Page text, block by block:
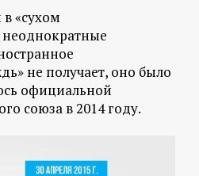
«сухом
неоднократные
не получает, оно было
официальной
союза в 2014 году.